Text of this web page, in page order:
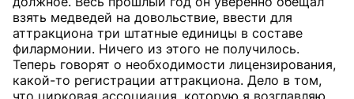
взять медведей на довольствие, ввести для
аттракциона три штатные единицы в составе
филармонии. Ничего из этого не получилось.
Теперь говорят о необходимости лицензирования,
какой-то регистрации аттракциона. Дело в том,
что цирковая ассоциация, которую я возглавляю,